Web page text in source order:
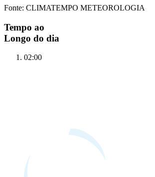
Fonte: CLIMATEMPO METEOROLOGIA
Tempo ao
Longo do dia
02:00